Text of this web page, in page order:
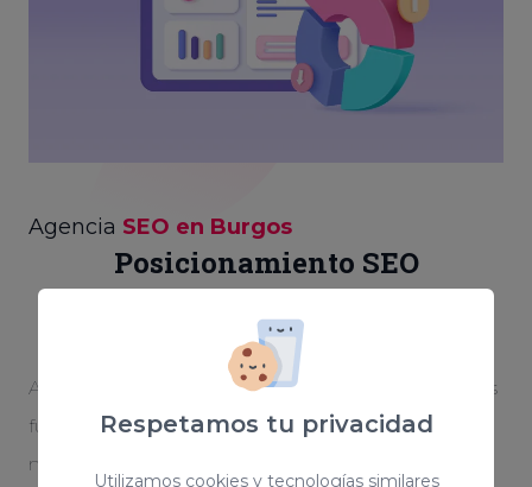
Respetamos tu privacidad
Utilizamos cookies y tecnologías similares
Agencia SEO en Burgos
Posicionamiento SEO
personalizado
Aparecer en las primeras posiciones de Google es
fundamental para otorgarle notoriedad a tu
negocio. Creamos una estrategia optimizada y